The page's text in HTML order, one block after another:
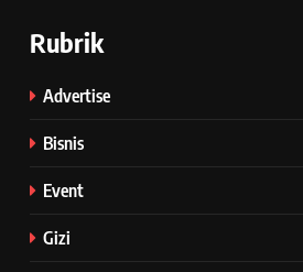
Rubrik
Advertise
Bisnis
Event
Gizi